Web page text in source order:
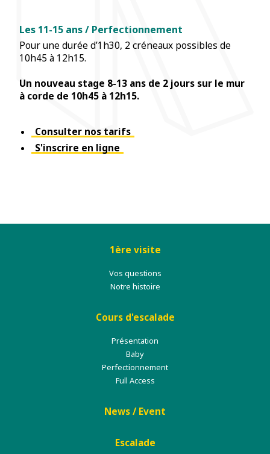
Les 11-15 ans / Perfectionnement
Pour une durée d’1h30, 2 créneaux possibles de
10h45 à 12h15.
Un nouveau stage 8-13 ans de 2 jours sur le mur
à corde de 10h45 à 12h15.
Consulter nos tarifs
S'inscrire en ligne
1ère visite
Vos questions
Notre histoire
Cours d'escalade
Présentation
Baby
Perfectionnement
Full Access
News / Event
Escalade